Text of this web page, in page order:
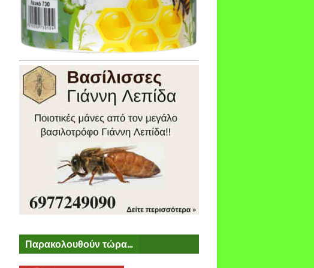
Παρακολουθούν τώρα...